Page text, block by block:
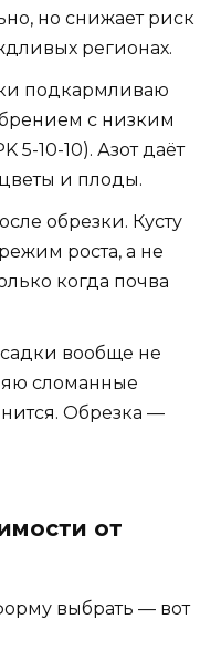
но снижает риск
регионах.
подкармливаю
с низким
5-10-10). Азот даёт
и плоды.
обрезки. Кусту
роста, а не
когда почва
вообще не
сломанные
Обрезка —
от
выбрать — вот